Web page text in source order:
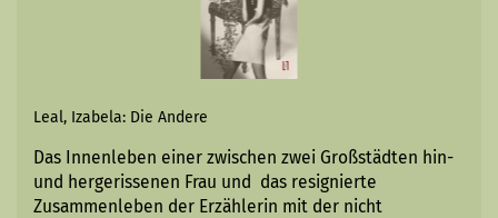
Leal, Izabela: Die Andere
Das Innenleben einer zwischen zwei Großstädten hin-
und hergerissenen Frau und das resignierte
Zusammenleben der Erzählerin mit der nicht